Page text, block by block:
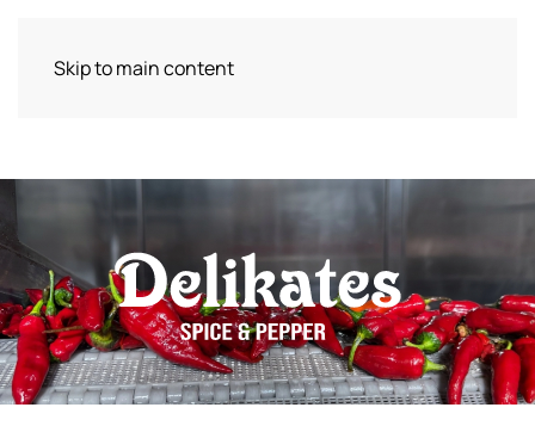
Skip to main content
Delikates Spice & Pepper